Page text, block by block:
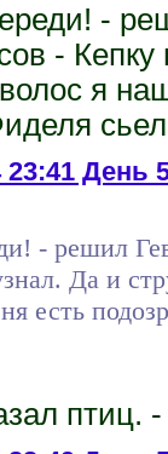
-
- Кепку
волос я
День
- решил
Да и
есть
птиц.